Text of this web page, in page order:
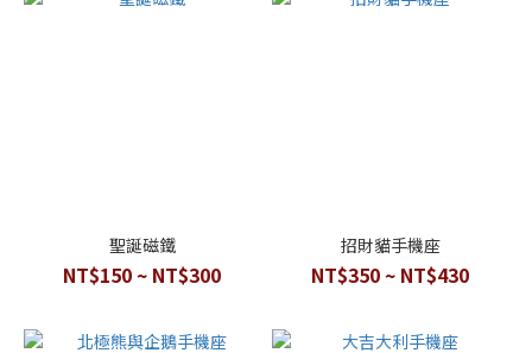
聖誕磁鐵
NT$150 ~ NT$300
招財貓手機座
NT$350 ~ NT$430